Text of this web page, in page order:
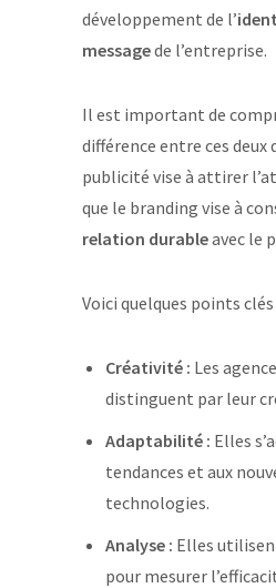
développement de l’
messagede l’entreprise.
Il est important de
différence entre ces deux
publicité vise à attirer
que le branding vise à
relation durableavec le
Voici quelques points
Créativité : Les
distinguent par leur
Adaptabilité : Elles
tendances et aux
technologies.
Analyse : Elles
pour mesurer